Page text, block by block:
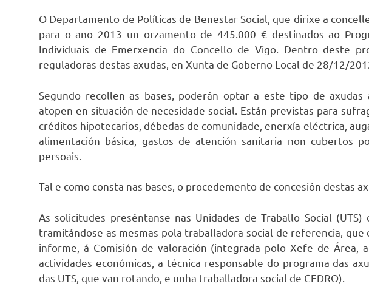
O Departamento de Políticas de Benestar Social, que dirixe a
para o ano 2013 un orzamento de 445.000 € destinados ao
Individuais de Emerxencia do Concello de Vigo. Dentro deste
reguladoras destas axudas, en Xunta de Goberno Local de 28/12/
Segundo recollen as bases, poderán optar a este tipo de axudas
atopen en situación de necesidade social. Están previstas para
créditos hipotecarios, débedas de comunidade, enerxía eléctrica,
alimentación básica, gastos de atención sanitaria non cubertos
persoais.
Tal e como consta nas bases, o procedemento de concesión destas
As solicitudes preséntanse nas Unidades de Traballo Social (UTS)
tramitándose as mesmas pola traballadora social de referencia, que
informe, á Comisión de valoración (integrada polo Xefe de Área,
actividades económicas, a técnica responsable do programa das
das UTS, que van rotando, e unha traballadora social de CEDRO).